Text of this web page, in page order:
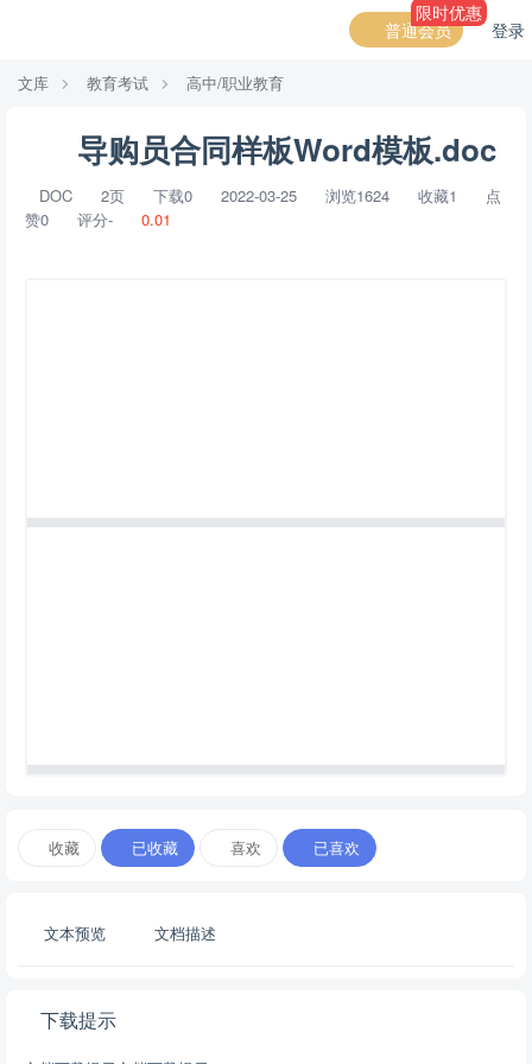
普通会员
限时优惠
登录
文库 教育考试 高中/职业教育
导购员合同样板Word模板.doc
DOC 2页 下载0 2022-03-25 浏览1624 收藏1
点
赞0
评分- 0.01
收藏 已收藏 喜欢 已喜欢
文本预览 文档描述
下载提示